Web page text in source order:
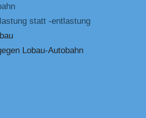
statt -entlastung
Lobau-Autobahn